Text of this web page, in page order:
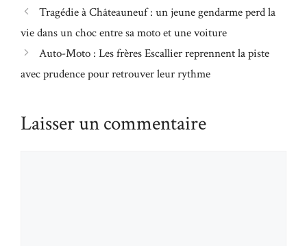
Tragédie à Châteauneuf : un jeune gendarme perd la
vie dans un choc entre sa moto et une voiture
Auto-Moto : Les frères Escallier reprennent la piste
avec prudence pour retrouver leur rythme
Laisser un commentaire